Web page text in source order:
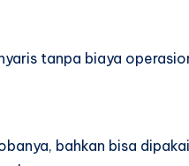
tanpa biaya
bahkan bisa